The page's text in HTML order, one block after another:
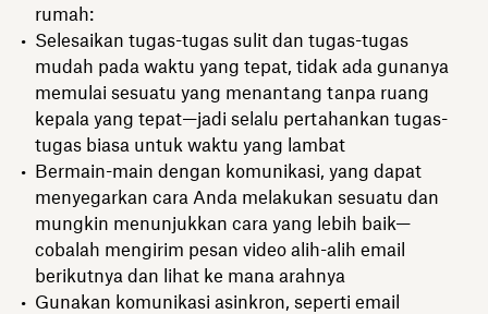
rumah:
Selesaikan tugas-tugas sulit dan tugas-tugas
mudah pada waktu yang tepat, tidak ada gunanya
memulai sesuatu yang menantang tanpa ruang
kepala yang tepat—jadi selalu pertahankan tugas-
tugas biasa untuk waktu yang lambat
Bermain-main dengan komunikasi, yang dapat
menyegarkan cara Anda melakukan sesuatu dan
mungkin menunjukkan cara yang lebih baik—
cobalah mengirim pesan video alih-alih email
berikutnya dan lihat ke mana arahnya
Gunakan komunikasi asinkron, seperti email